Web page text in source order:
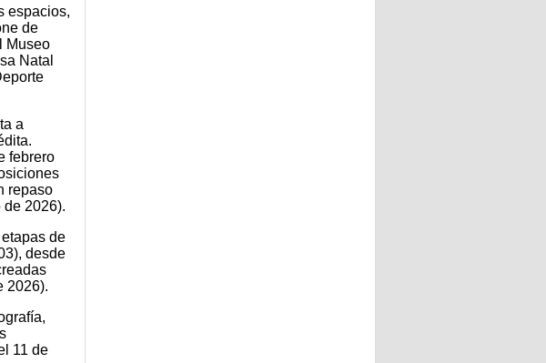
espacios,
de
Museo
Natal
a
febrero
repaso
2026).
de
desde
2026).
11 de